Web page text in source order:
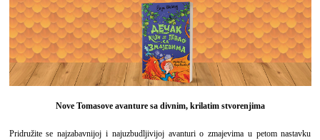
Nove Tomasove avanture sa divnim, krilatim stvorenjima
Pridružite se najzabavnijoj i najuzbudljivijoj avanturi o zmajevima u petom nastavku